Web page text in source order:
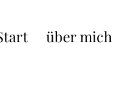
über mich